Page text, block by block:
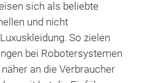
sich als beliebte
und nicht
So zielen
bei Robotersystemen
an die Verbraucher